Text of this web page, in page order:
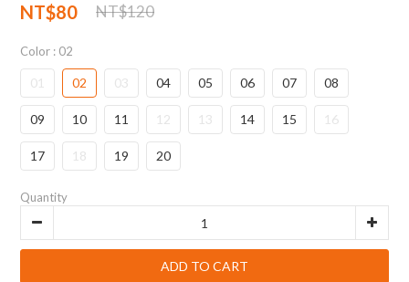
NT$80 NT$120
Color : 02
01 02 03 04 05 06 07 08
09 10 11 12 13 14 15 16
17 18 19 20
Quantity
ADD TO CART